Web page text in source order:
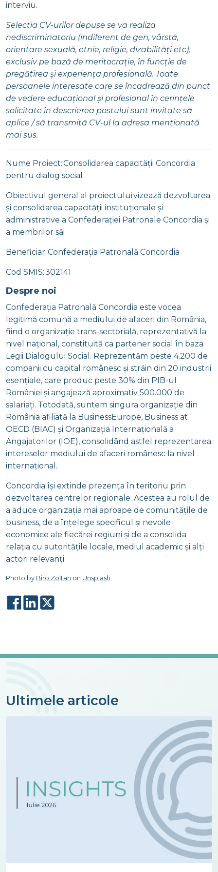
interviu.
Selecția CV-urilor depuse se va realiza
nediscriminatoriu (indiferent de gen, vârstă,
orientare sexuală, etnie, religie, dizabilități etc),
exclusiv pe bază de meritocrație, în funcție de
pregătirea și experiența profesională. Toate
persoanele interesate care se încadrează din punct
de vedere educațional și profesional în cerințele
solicitate în descrierea postului sunt invitate să
aplice / să transmită CV-ul la adresa menționată
mai sus.
Nume Proiect: Consolidarea capacității Concordia
pentru dialog social
Obiectivul general al proiectului vizează dezvoltarea
și consolidarea capacității instituționale și
administrative a Confederației Patronale Concordia și
a membrilor săi
Beneficiar: Confederația Patronală Concordia
Cod SMIS: 302141
Despre noi
Confederația Patronală Concordia este vocea
legitimă comună a mediului de afaceri din România,
fiind o organizație trans-sectorială, reprezentativă la
nivel național, constituită ca partener social în baza
Legii Dialogului Social. Reprezentăm peste 4.200 de
companii cu capital românesc și străin din 20 industrii
esențiale, care produc peste 30% din PIB-ul
României și angajează aproximativ 500.000 de
salariați. Totodată, suntem singura organizație din
România afiliată la BusinessEurope, Business at
OECD (BIAC) și Organizația Internațională a
Angajatorilor (IOE), consolidând astfel reprezentarea
intereselor mediului de afaceri românesc la nivel
internațional.
Concordia își extinde prezența în teritoriu prin
dezvoltarea centrelor regionale. Acestea au rolul de
a aduce organizația mai aproape de comunitățile de
business, de a înțelege specificul și nevoile
economice ale fiecărei regiuni și de a consolida
relația cu autoritățile locale, mediul academic și alți
actori relevanți
Photo by Biro Zoltan on Unsplash
Ultimele articole